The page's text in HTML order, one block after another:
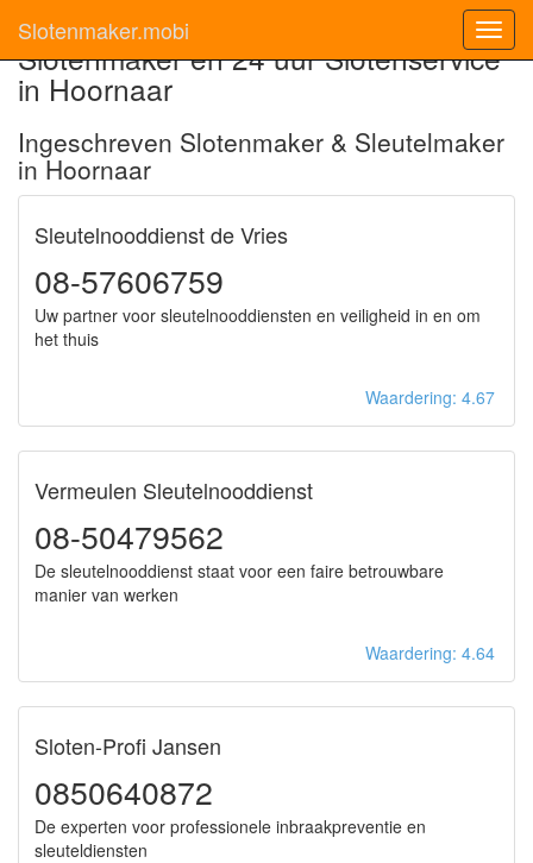
Slotenmaker.mobi
Slotenmaker en 24 uur Slotenservice
in Hoornaar
Ingeschreven Slotenmaker & Sleutelmaker
in Hoornaar
Sleutelnooddienst de Vries
08-57606759
Uw partner voor sleutelnooddiensten en veiligheid in en om
het thuis
Waardering: 4.67
Vermeulen Sleutelnooddienst
08-50479562
De sleutelnooddienst staat voor een faire betrouwbare
manier van werken
Waardering: 4.64
Sloten-Profi Jansen
0850640872
De experten voor professionele inbraakpreventie en
sleuteldiensten